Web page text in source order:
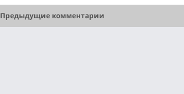
Предыдущие комментарии